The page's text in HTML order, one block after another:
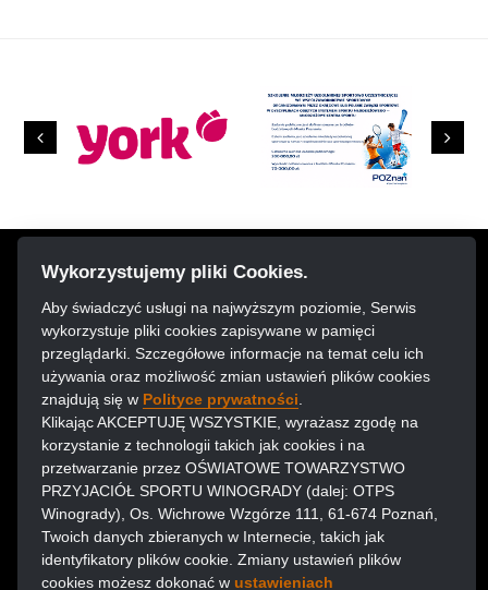
Previous Next
DZIAŁALNOŚĆ KLUBU JEST DOFINANSOWANA Z URZĘDU MIASTA POZNANIA
Wykorzystujemy pliki Cookies.
Aby świadczyć usługi na najwyższym poziomie, Serwis
wykorzystuje pliki cookies zapisywane w pamięci
przeglądarki. Szczegółowe informacje na temat celu ich
używania oraz możliwość zmian ustawień plików cookies
znajdują się w Polityce prywatności
Klikając AKCEPTUJĘ WSZYSTKIE, wyrażasz zgodę na
korzystanie z technologii takich jak cookies i na
przetwarzanie przez OŚWIATOWE TOWARZYSTWO
PRZYJACIÓŁ SPORTU WINOGRADY (dalej: OTPS
Winogrady), Os. Wichrowe Wzgórze 111, 61-674 Poznań,
Twoich danych zbieranych w Internecie, takich jak
identyfikatory plików cookie. Zmiany ustawień plików
cookies możesz dokonać w ustawieniach